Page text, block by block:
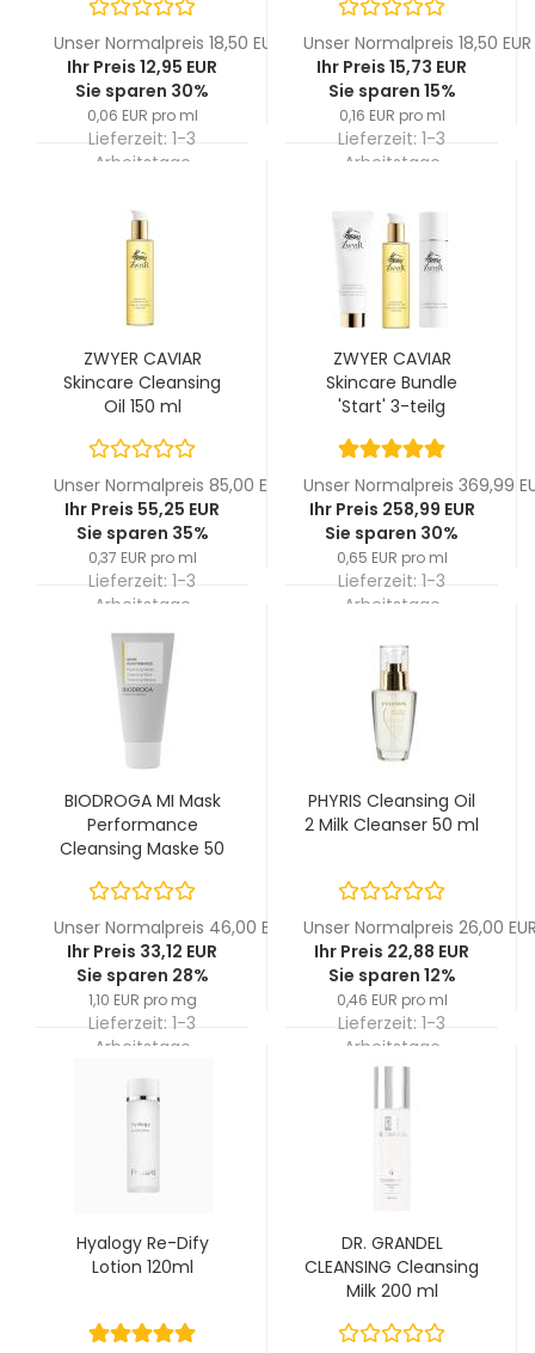
Unser Normalpreis 18,50 EUR
Ihr Preis 12,95 EUR
Sie sparen 30%
0,06 EUR pro ml
Lieferzeit: 1-3
Arbeitstage
Unser Normalpreis 18,50 EUR
Ihr Preis 15,73 EUR
Sie sparen 15%
0,16 EUR pro ml
Lieferzeit: 1-3
Arbeitstage
ZWYER CAVIAR
Skincare Cleansing
Oil 150 ml
Unser Normalpreis 85,00 EUR
Ihr Preis 55,25 EUR
Sie sparen 35%
0,37 EUR pro ml
Lieferzeit: 1-3
Arbeitstage
ZWYER CAVIAR
Skincare Bundle
'Start' 3-teilg
Unser Normalpreis 369,99
Ihr Preis 258,99 EUR
Sie sparen 30%
0,65 EUR pro ml
Lieferzeit: 1-3
Arbeitstage
BIODROGA MI Mask
Performance
Cleansing Maske 50
Unser Normalpreis 46,00 EUR
Ihr Preis 33,12 EUR
Sie sparen 28%
1,10 EUR pro mg
Lieferzeit: 1-3
Arbeitstage
PHYRIS Cleansing Oil
2 Milk Cleanser 50 ml
Unser Normalpreis 26,00
Ihr Preis 22,88 EUR
Sie sparen 12%
0,46 EUR pro ml
Lieferzeit: 1-3
Arbeitstage
Hyalogy Re-Dify
Lotion 120ml
DR. GRANDEL
CLEANSING Cleansing
Milk 200 ml